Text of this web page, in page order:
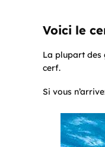
Voici le
La plupart des
cerf.
Si vous